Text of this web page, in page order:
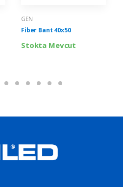
GEN
Fiber Bant 40x50
Stokta Mevcut